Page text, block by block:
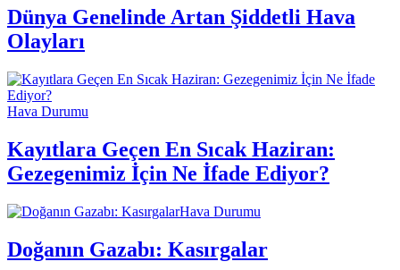
Dünya Genelinde Artan Şiddetli Hava
Olayları
Hava Durumu
Kayıtlara Geçen En Sıcak Haziran:
Gezegenimiz İçin Ne İfade Ediyor?
Hava Durumu
Doğanın Gazabı: Kasırgalar